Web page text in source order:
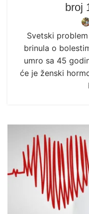
broj
Svetski
brinula o
umro sa 45
će je ženski